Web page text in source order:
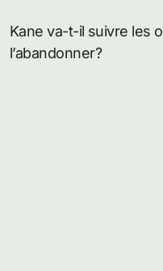
Kane va-t-il suivre les
l’abandonner?